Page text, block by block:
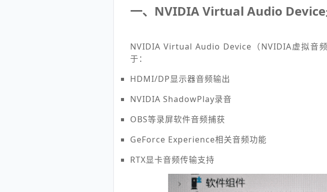
一、NVIDIA Virtual Audio Device
NVIDIA Virtual Audio Device（NVIDIA虚拟音
于：
HDMI/DP显示器音频输出
NVIDIA ShadowPlay录音
OBS等录屏软件音频捕获
GeForce Experience相关音频功能
RTX显卡音频传输支持